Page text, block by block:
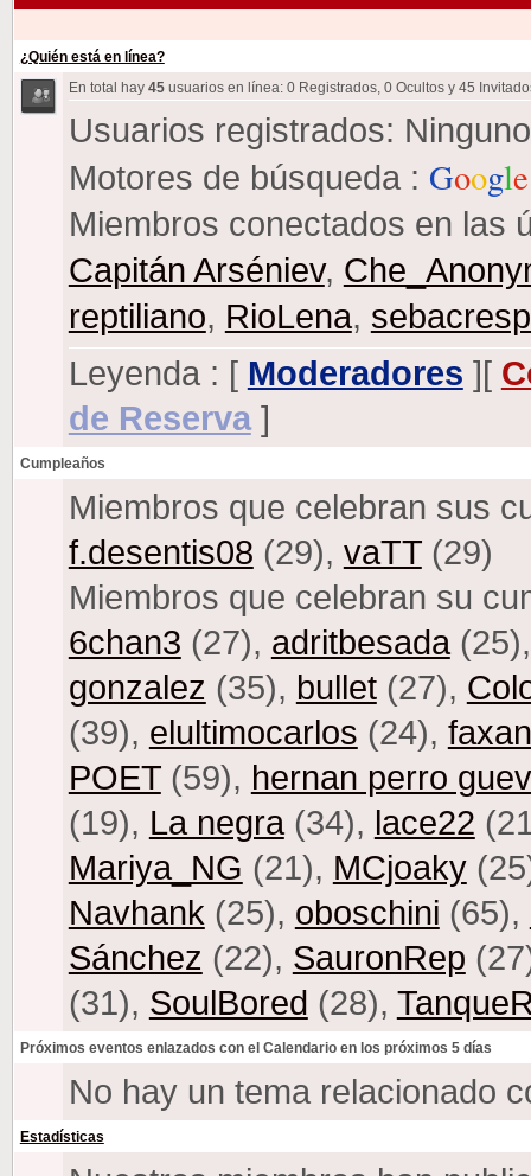
¿Quién está en línea?
En total hay 45usuarios en línea: 0 Registrados, 0 Ocultos y 45
Usuarios registrados: Ninguno
Motores de búsqueda : Google
Miembros conectados en las
Capitán Arséniev,
reptiliano, RioLena,
Leyenda : [ Moderadores ][
de Reserva]
Cumpleaños
Miembros que celebran sus
f.desentis08 (29), vaTT(29)
Miembros que celebran su
6chan3 (27), adritbesada
gonzalez (35), bullet(27),
(39), elultimocarlos (24),
POET(59), hernan perro
(19), La negra(34), lace22
Mariya_NG (21), MCjoaky
Navhank (25), oboschini (65),
Sánchez (22), SauronRep
(31), SoulBored (28),
Próximos eventos enlazados con el Calendario en los próximos 5 días
No hay un tema relacionado
Estadísticas